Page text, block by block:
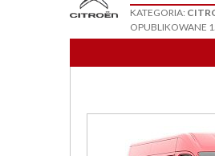
KATEGORIA:
OPUBLIKOWANE